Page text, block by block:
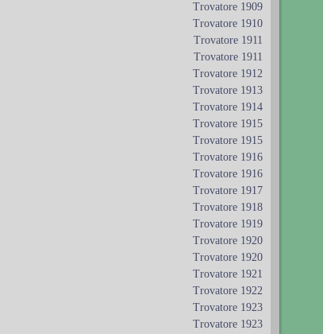
Trovatore 1909
Trovatore 1910
Trovatore 1911
Trovatore 1911
Trovatore 1912
Trovatore 1913
Trovatore 1914
Trovatore 1915
Trovatore 1915
Trovatore 1916
Trovatore 1916
Trovatore 1917
Trovatore 1918
Trovatore 1919
Trovatore 1920
Trovatore 1920
Trovatore 1921
Trovatore 1922
Trovatore 1923
Trovatore 1923